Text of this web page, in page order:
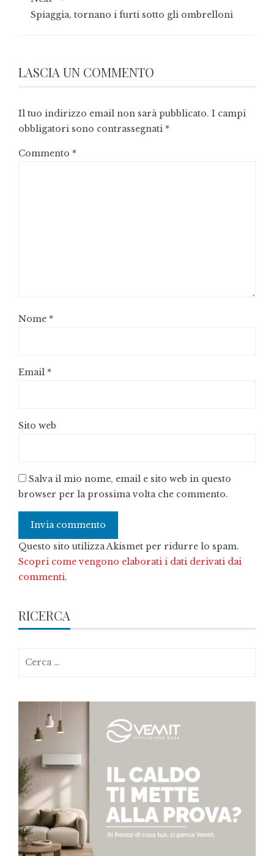
Spiaggia, tornano i furti sotto gli ombrelloni
LASCIA UN COMMENTO
Il tuo indirizzo email non sarà pubblicato. I campi
obbligatori sono contrassegnati *
Commento *
Nome *
Email *
Sito web
Salva il mio nome, email e sito web in questo
browser per la prossima volta che commento.
Questo sito utilizza Akismet per ridurre lo spam.
Scopri come vengono elaborati i dati derivati dai
commenti.
RICERCA